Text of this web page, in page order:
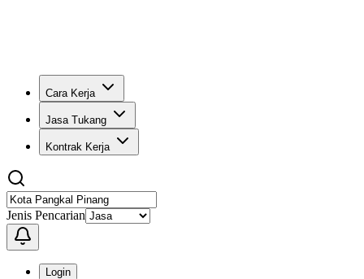
Cara Kerja
Jasa Tukang
Kontrak Kerja
Jenis Pencarian
Login